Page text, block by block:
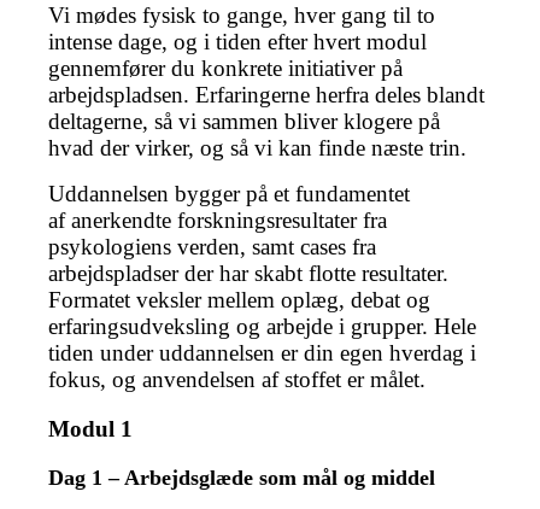
Vi mødes fysisk to gange, hver gang til to
intense dage, og i tiden efter hvert modul
gennemfører du konkrete initiativer på
arbejdspladsen. Erfaringerne herfra deles blandt
deltagerne, så vi sammen bliver klogere på
hvad der virker, og så vi kan finde næste trin.
Uddannelsen bygger på et fundamentet
af anerkendte forskningsresultater fra
psykologiens verden, samt cases fra
arbejdspladser der har skabt flotte resultater.
Formatet veksler mellem oplæg, debat og
erfaringsudveksling og arbejde i grupper. Hele
tiden under uddannelsen er din egen hverdag i
fokus, og anvendelsen af stoffet er målet.
Modul 1
Dag 1 – Arbejdsglæde som mål og middel